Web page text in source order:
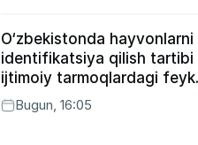
O‘zbekistonda hayvonlarni
identifikatsiya qilish tartibi
ijtimoiy tarmoqlardagi feyk
xabarlarga izoh berildi
Bugun, 16:05